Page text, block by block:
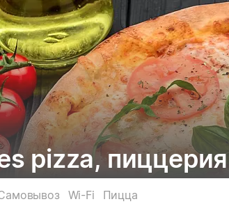
pizza, пиццерия
Wi-Fi
Пицца